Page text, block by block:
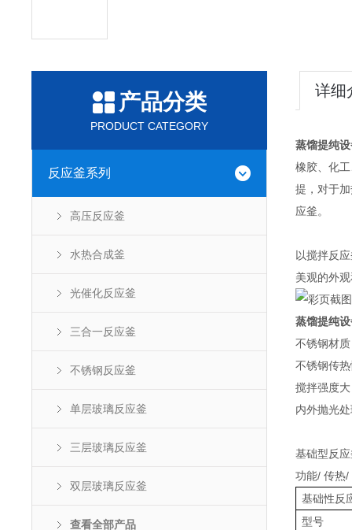
产品分类
PRODUCT CATEGORY
反应釜系列
高压反应釜
水热合成釜
光催化反应釜
三合一反应釜
不锈钢反应釜
单层玻璃反应釜
三层玻璃反应釜
双层玻璃反应釜
查看全部产品
详细
蒸馏提纯
橡胶、化
提，对于
应釜。
以搅拌反
美观的外
蒸馏提纯
不锈钢材
不锈钢传
搅拌强度
内外抛光
基础型反
功能/ 传热/
基础性反
型号